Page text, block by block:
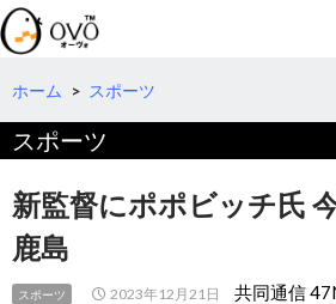
検
索
コ
テ
へ
移
動
ホーム > スポーツ
スポーツ
新監督にポポビッチ氏
鹿島
スポーツ 2023年12月21日 共同通信